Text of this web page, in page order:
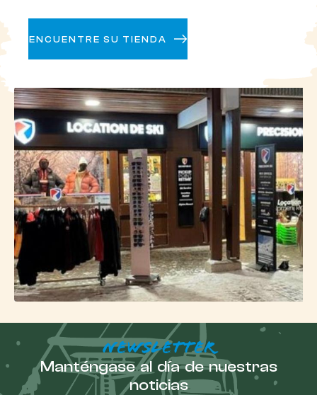
ENCUENTRE SU TIENDA
NEWSLETTER
Manténgase al día de nuestras
noticias